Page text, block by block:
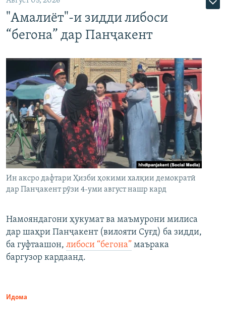
"Амалиёт"-и зидди либоси
“бегона” дар Панҷакент
Ин аксро дафтари Ҳизби ҳокими халқии демократӣ
дар Панҷакент рӯзи 4-уми август нашр кард
Намояндагони ҳукумат ва маъмурони милиса
дар шаҳри Панҷакент (вилояти Суғд) ба зидди,
ба гуфтаашон, либоси “бегона” маърака
баргузор кардаанд.
Идома